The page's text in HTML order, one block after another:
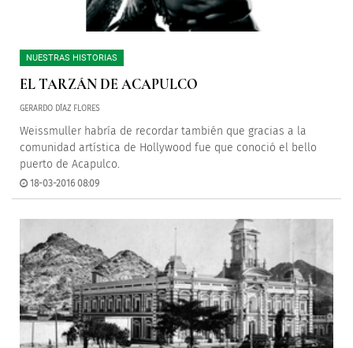
NUESTRAS HISTORIAS
EL TARZÁN DE ACAPULCO
GERARDO DÍAZ FLORES
Weissmuller habría de recordar también que gracias a la
comunidad artística de Hollywood fue que conoció el bello
puerto de Acapulco.
18-03-2016 08:09